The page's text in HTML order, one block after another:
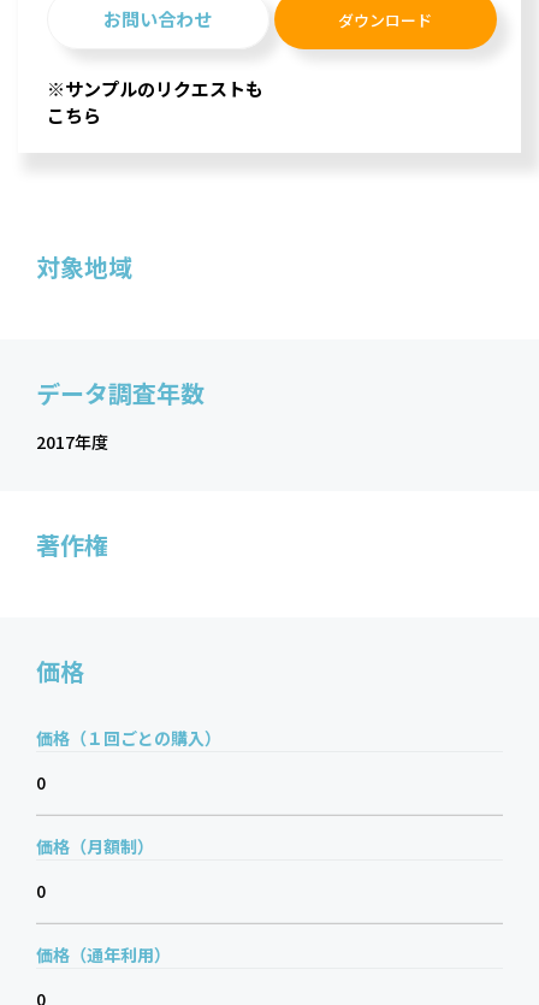
お問い合わせ
※サンプルのリクエストも
こちら
ダウンロード
対象地域
データ調査年数
2017年度
著作権
価格
価格（１回ごとの購入）
0
価格（月額制）
0
価格（通年利用）
0